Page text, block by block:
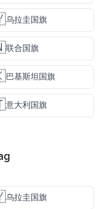
乌拉圭国旗
联合国旗
巴基斯坦国旗
意大利国旗
乌拉圭国旗